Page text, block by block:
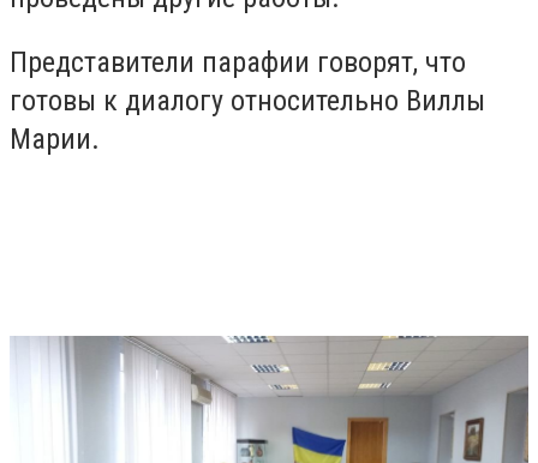
Представители парафии говорят, что
готовы к диалогу относительно Виллы
Марии.